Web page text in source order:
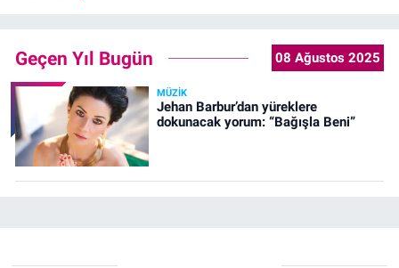
Geçen Yıl Bugün 08 Ağustos 2025
MÜZIK
Jehan Barbur’dan yüreklere
dokunacak yorum: “Bağışla Beni”